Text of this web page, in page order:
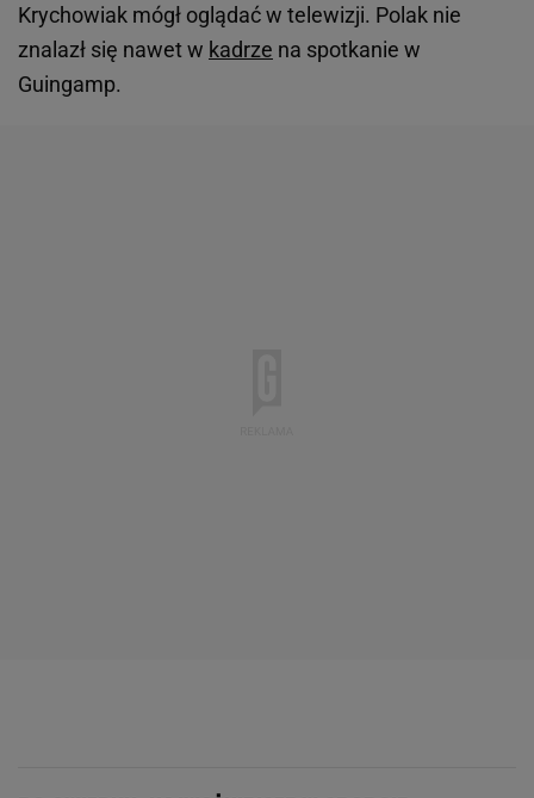
Krychowiak mógł oglądać w telewizji. Polak nie
znalazł się nawet w kadrze na spotkanie w
Guingamp.